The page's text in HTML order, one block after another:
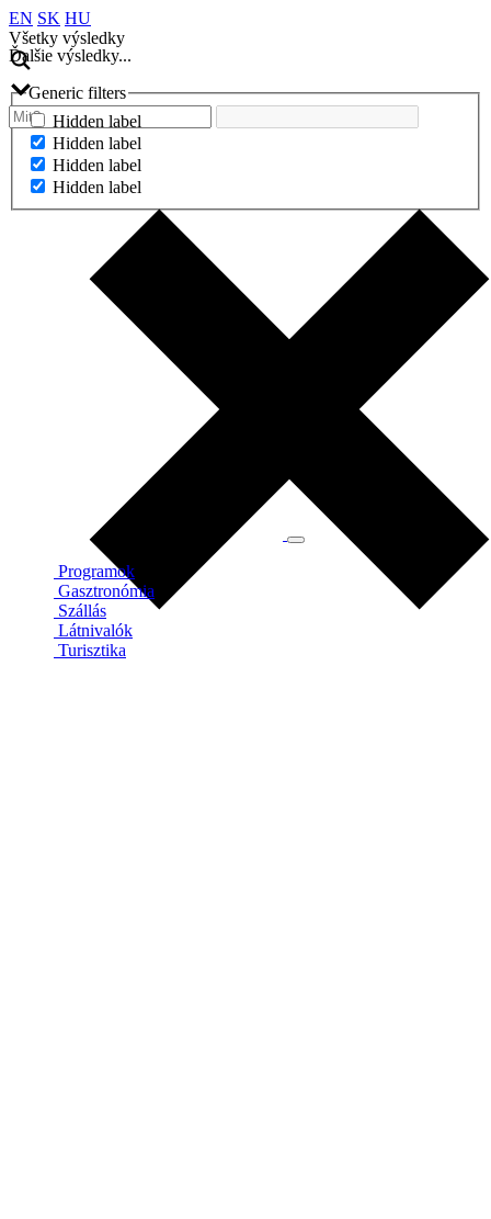
EN SK HU
Všetky výsledky
Ďalšie výsledky...
Generic filters
Hidden label
Hidden label
Hidden label
Hidden label
Ďalšie výsledky...
Programok
Gasztronómia
Szállás
Látnivalók
Turisztika